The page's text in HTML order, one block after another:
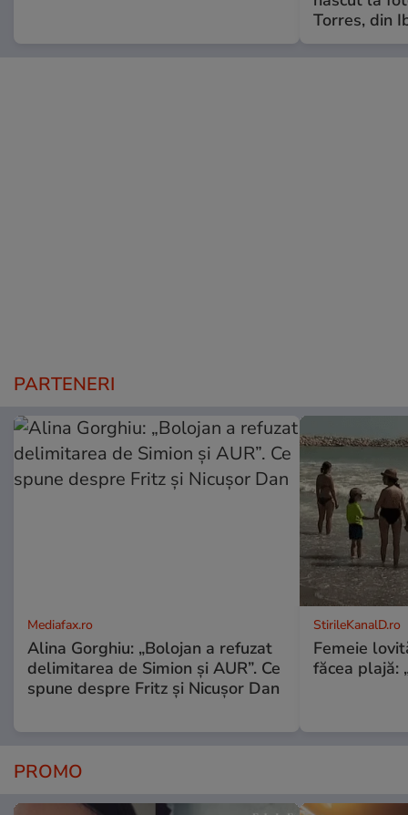
Torres, din
PARTENERI
Mediafax.ro
Alina Gorghiu: „Bolojan a refuzat
delimitarea de Simion și AUR”. Ce
spune despre Fritz și Nicușor Dan
StirileKanalD.ro
Femeie
făcea plajă:
PROMO